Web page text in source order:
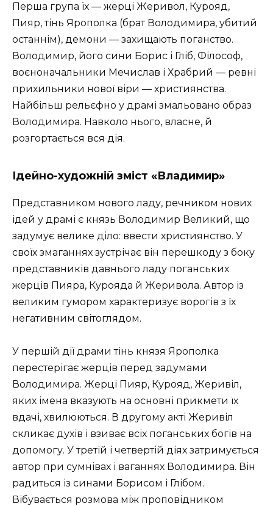
Перша група їх — жерці Жеривол, Курояд,
Пияр, тінь Ярополка (брат Володимира, убитий
останнім), демони — захищають поганство.
Володимир, його сини Борис і Гліб, Філософ,
воєноначальники Мечислав і Храбрий — ревні
прихильники нової віри — християнства.
Найбільш рельєфно у драмі змальовано образ
Володимира. Навколо нього, власне, й
розгортається вся дія.
Ідейно-художній зміст «Владимир»
Представником нового ладу, речником нових
ідей у драмі є князь Володимир Великий, що
задумує велике діло: ввести християнство. У
своїх змаганнях зустрічає він перешкоду з боку
представників давнього ладу поганських
жерців Пияра, Курояда й Жеривола. Автор із
великим гумором характеризує ворогів з їх
негативним світоглядом.
У першій дії драми тінь князя Ярополка
перестерігає жерців перед задумами
Володимира. Жерці Пияр, Курояд, Жеривіл,
яких імена вказують на основні прикмети їх
вдачі, хвилюються. В другому акті Жеривіл
скликає духів і взиває всіх поганських богів на
допомогу. У третій і четвертій діях затримується
автор при сумнівах і ваганнях Володимира. Він
радиться із синами Борисом і Глібом.
Вібувається розмова між проповідником